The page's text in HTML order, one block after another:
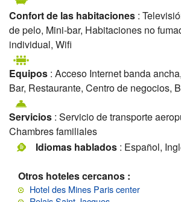
Confort de las habitaciones :
de pelo, Mini-bar, Habitaciones no
individual, Wifi
Equipos : Acceso Internet banda
Bar, Restaurante, Centro de negocios,
Servicios : Servicio de transporte
Chambres familiales
Idiomas hablados : Español,
Otros hoteles cercanos :
Hotel des Mines Paris center